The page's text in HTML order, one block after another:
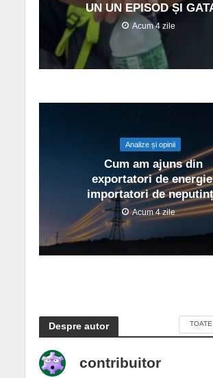
UN UN EPISOD ȘI
Acum 4 zile
Analize și opinii
Cum am ajuns din
exportatori de
importatori de
Acum 4 zile
Despre autor
contribuitor